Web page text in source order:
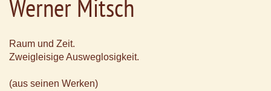
Werner Mitsch
Raum und Zeit.
Zweigleisige Ausweglosigkeit.
(aus seinen Werken)